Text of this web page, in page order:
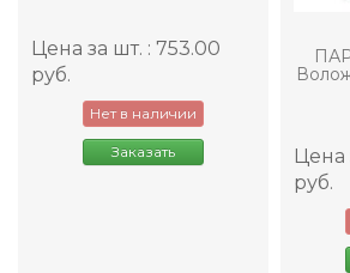
Цена за шт. : 753.00
руб.
Нет в наличии
Заказать
Цена
руб.